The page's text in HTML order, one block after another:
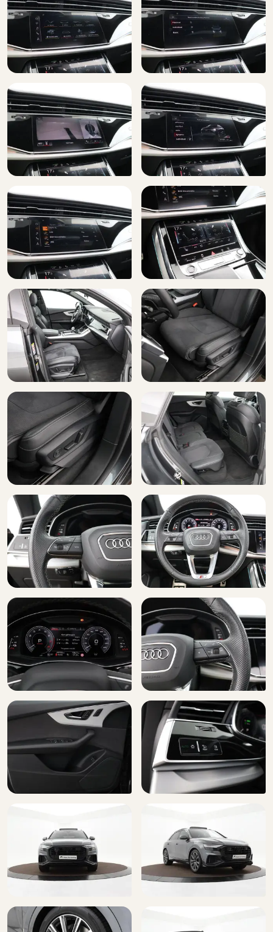
Elektrisch verstelbare bestuurdersstoel
Elektrisch verstelbare passagiersstoel
Elektronisch Stabiliteits Programma
Grootlichtassistent (8G1)
Hemelbekleding in zwart (6NQ)
Hill hold functie
Hoofd airbag(s) achter
Hoofd airbag(s) voor
Hoofdsteunen actief
Interieur voorverwarmingsinstallatie
Koplampen adaptief
Koplampreinigingsinstallatie (8X1)
Kruisend verkeer detectie
Lane departure warning (6I3)
LED achterlichten
LED dagrijverlichting
Lederen stuurwiel
Lendesteunen (verstelbaar)
Luchtvering en automatische niveauregeling
Multimedia-voorbereiding
Oplaadmogelijkheid
Passagiersairbag
RDW-leges
Regensensor
Rondomzicht camera
Ruitensproeiers verwarmbaar
Snelheidslimietherkenning (QR9)
Sportstoelen vóór (Q1D)
Start/stop systeem
Stuurbekrachtiging
Stuur verstelbaar
Uitwijk assistent
Warmtewerend glas
WiFi voorbereiding
Zij airbag(s) voor